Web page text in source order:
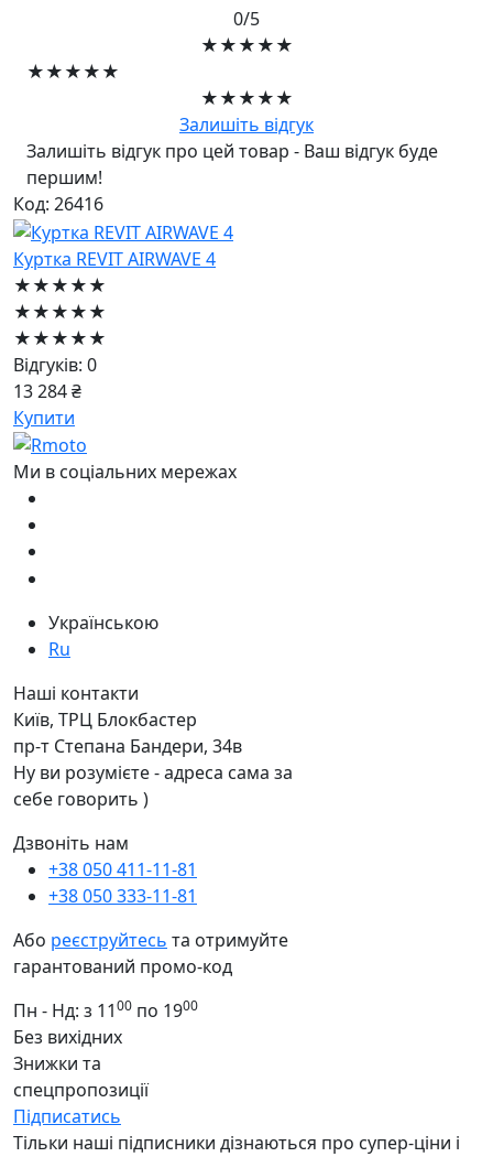
0/5
★★★★★
★★★★★
★★★★★
Залишіть відгук
Залишіть відгук про цей товар - Ваш відгук буде
першим!
Код: 26416
Куртка REVIT AIRWAVE 4
★★★★★
★★★★★
★★★★★
Відгуків: 0
13 284 ₴
Купити
Ми в соціальних мережах
Українською
Ru
Наші контакти
Київ, ТРЦ Блокбастер
пр-т Степана Бандери, 34в
Ну ви розумієте - адреса сама за
себе говорить )
Дзвоніть нам
+38 050 411-11-81
+38 050 333-11-81
Або реєструйтесь та отримуйте
гарантований промо-код
Пн - Нд: з 1100 по 1900
Без вихідних
Знижки та
спецпропозиції
Підписатись
Тільки наші підписники дізнаються про супер-ціни і